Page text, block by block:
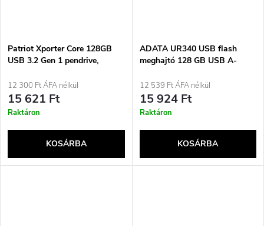
Patriot Xporter Core 128GB
USB 3.2 Gen 1 pendrive,
fekete
12 300 Ft ÁFA nélkül
15 621 Ft
Raktáron
KOSÁRBA
ADATA UR340 USB flash
meghajtó 128 GB USB A-
Fekete
12 539 Ft ÁFA nélkül
15 924 Ft
Raktáron
KOSÁRBA